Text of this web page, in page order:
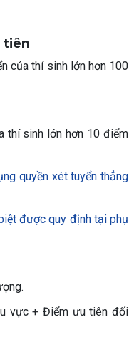
tiên
của thí sinh lớn hơn 100
thí sinh lớn hơn 10 điểm
quyền xét tuyển thẳng
được quy định tại phụ
vực + Điểm ưu tiên đối